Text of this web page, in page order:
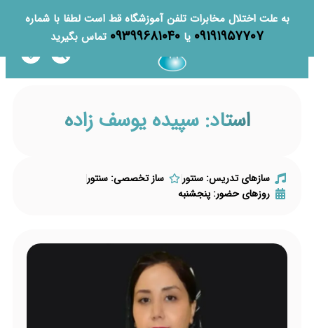
به علت اختلال مخابرات تلفن آموزشگاه قط است لطفا با شماره
۰۹۱۹۱۹۵۷۷۰۷ یا ۰۹۳۹۹۶۸۱۰۴۰ تماس بگیرید
استاد: سپیده یوسف زاده
سازهای تدریس: سنتور
ساز تخصصی: سنتور
روزهای حضور: پنجشنبه